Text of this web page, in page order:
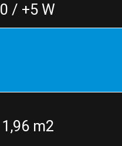
0 / +5 W
1,96 m2